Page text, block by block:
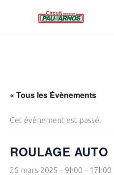
« Tous les Évènements
Cet évènement est passé.
ROULAGE AUTO
26 mars 2025 - 9h00 - 17h00